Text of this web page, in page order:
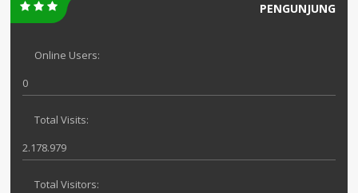
PENGUNJUNG
Online Users:
0
Total Visits:
2.178.979
Total Visitors: